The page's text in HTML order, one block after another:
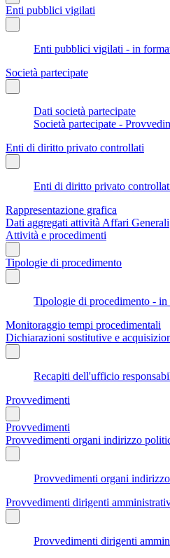
Enti pubblici vigilati
Enti pubblici vigilati - in
Società partecipate
Dati società partecipate
Società partecipate -
Enti di diritto privato controllati
Enti di diritto privato
Rappresentazione grafica
Dati aggregati attività Affari Generali
Attività e procedimenti
Tipologie di procedimento
Tipologie di procedimento - in
Monitoraggio tempi procedimentali
Dichiarazioni sostitutive e
Recapiti dell'ufficio
Provvedimenti
Provvedimenti
Provvedimenti organi indirizzo
Provvedimenti organi
Provvedimenti dirigenti
Provvedimenti dirigenti